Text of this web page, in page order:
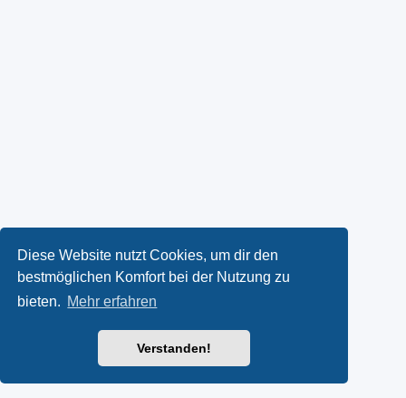
Diese Website nutzt Cookies, um dir den
bestmöglichen Komfort bei der Nutzung zu
bieten. Mehr erfahren
Verstanden!